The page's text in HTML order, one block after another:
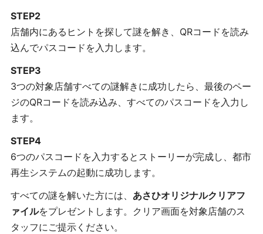
STEP2
店舗内にあるヒントを探して謎を解き、QRコードを読み
込んでパスコードを入力します。
STEP3
3つの対象店舗すべての謎解きに成功したら、最後のペー
ジのQRコードを読み込み、すべてのパスコードを入力し
ます。
STEP4
6つのパスコードを入力するとストーリーが完成し、都市
再生システムの起動に成功します。
すべての謎を解いた方には、 あさひオリジナルクリアフ
ァイルをプレゼントします。クリア画面を対象店舗のス
タッフにご提示ください。